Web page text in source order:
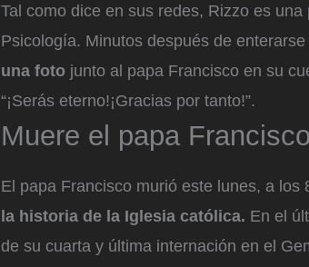
Tal como dice en sus redes, Rizzo es
Psicología. Minutos después de
una foto junto al papa Francisco en su
“¡Serás eterno!¡Gracias por tanto!”.
Muere el papa Francisco
El papa Francisco murió este lunes, a los
la historia de la Iglesia católica. En el
de su cuarta y última internación en el